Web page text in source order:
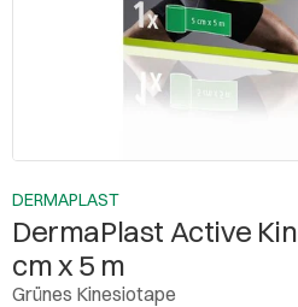
DERMAPLAST
DermaPlast Active
cm x 5 m
Grünes Kinesiotape